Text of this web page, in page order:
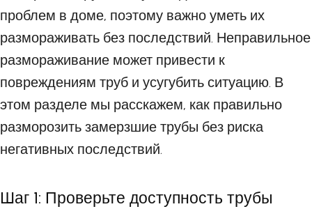
проблем в доме, поэтому важно уметь их
размораживать без последствий. Неправильное
размораживание может привести к
повреждениям труб и усугубить ситуацию. В
этом разделе мы расскажем, как правильно
разморозить замерзшие трубы без риска
негативных последствий.
Шаг 1: Проверьте доступность трубы